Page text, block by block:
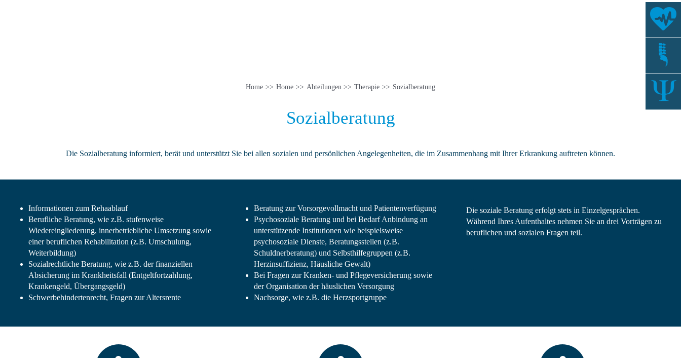
Home Home Abteilungen Therapie Sozialberatung
Sozialberatung
Die Sozialberatung informiert, berät und unterstützt Sie bei allen sozialen und persönlichen Angelegenheiten, die im Zusammenhang mit Ihrer Erkrankung auftreten können.
Informationen zum Rehaablauf
Berufliche Beratung, wie z.B. stufenweise
Wiedereingliederung, innerbetriebliche Umsetzung sowie
einer beruflichen Rehabilitation (z.B. Umschulung,
Weiterbildung)
Sozialrechtliche Beratung, wie z.B. der finanziellen
Absicherung im Krankheitsfall (Entgeltfortzahlung,
Krankengeld, Übergangsgeld)
Schwerbehindertenrecht, Fragen zur Altersrente
Beratung zur Vorsorgevollmacht und Patientenverfügung
Psychosoziale Beratung und bei Bedarf Anbindung an
unterstützende Institutionen wie beispielsweise
psychosoziale Dienste, Beratungsstellen (z.B.
Schuldnerberatung) und Selbsthilfegruppen (z.B.
Herzinsuffizienz, Häusliche Gewalt)
Bei Fragen zur Kranken- und Pflegeversicherung sowie
der Organisation der häuslichen Versorgung
Nachsorge, wie z.B. die Herzsportgruppe
Die soziale Beratung erfolgt stets in Einzelgesprächen.
Während Ihres Aufenthaltes nehmen Sie an drei Vorträgen zu
beruflichen und sozialen Fragen teil.